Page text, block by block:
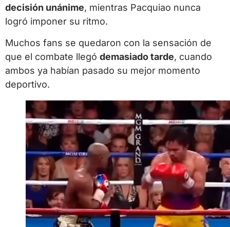
decisión unánime, mientras Pacquiao nunca
logró imponer su ritmo.
Muchos fans se quedaron con la sensación de
que el combate llegó demasiado tarde, cuando
ambos ya habían pasado su mejor momento
deportivo.